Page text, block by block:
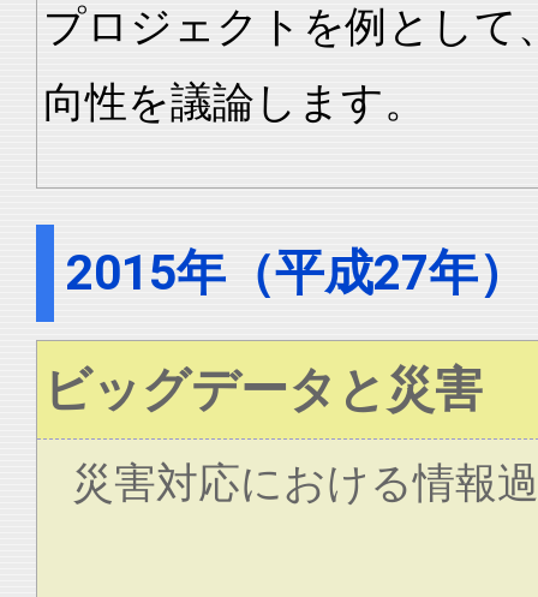
プロジェクトを例として
向性を議論します。
2015年（平成27年）
ビッグデータと災害
災害対応における情報